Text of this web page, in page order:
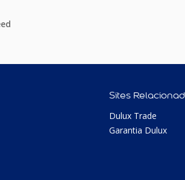
Sites
Dulux Trade
Garantia Dulux